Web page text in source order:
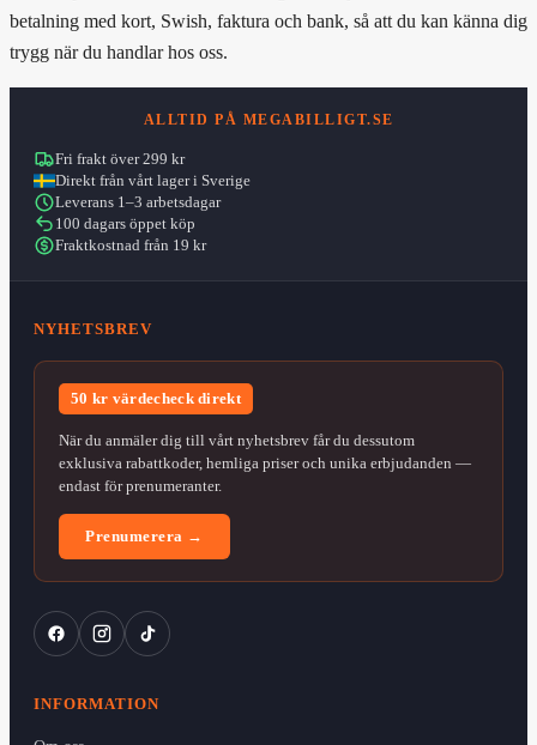
betalning med kort, Swish, faktura och bank, så att du kan känna dig
trygg när du handlar hos oss.
ALLTID PÅ MEGABILLIGT.SE
Fri frakt över 299 kr
Direkt från vårt lager i Sverige
Leverans 1–3 arbetsdagar
100 dagars öppet köp
Fraktkostnad från 19 kr
NYHETSBREV
50 kr värdecheck direkt
När du anmäler dig till vårt nyhetsbrev får du dessutom
exklusiva rabattkoder, hemliga priser och unika erbjudanden —
endast för prenumeranter.
Prenumerera →
INFORMATION